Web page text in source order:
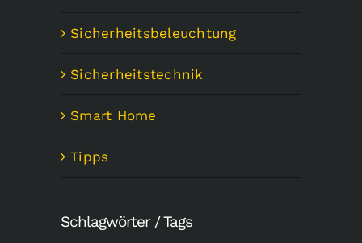
Sicherheitsbeleuchtung
Sicherheitstechnik
Smart Home
Tipps
Schlagwörter / Tags